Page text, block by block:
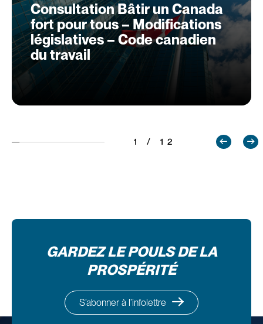
Consultation Bâtir un Canada
fort pour tous – Modifications
législatives – Code canadien
du travail
1 / 12
GARDEZ LE POULS DE LA
PROSPÉRITÉ
S’abonner à l’infolettre